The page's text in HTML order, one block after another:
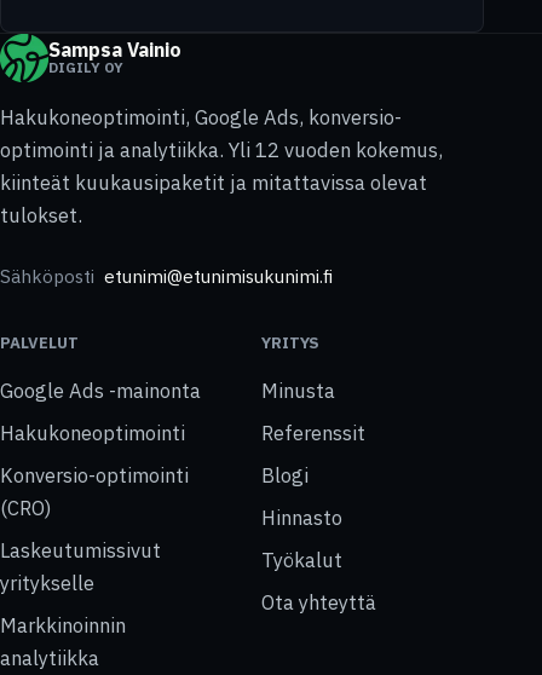
Sampsa Vainio
DIGILY OY
Hakukoneoptimointi, Google Ads, konversio-
optimointi ja analytiikka. Yli 12 vuoden kokemus,
kiinteät kuukausipaketit ja mitattavissa olevat
tulokset.
Sähköposti etunimi@etunimisukunimi.fi
PALVELUT
Google Ads -mainonta
Hakukoneoptimointi
Konversio-optimointi
(CRO)
Laskeutumissivut
yritykselle
Markkinoinnin
analytiikka
YRITYS
Minusta
Referenssit
Blogi
Hinnasto
Työkalut
Ota yhteyttä